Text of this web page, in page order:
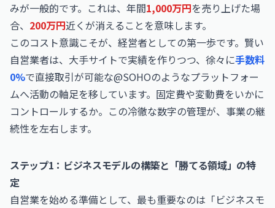
みが一般的です。これは、年間1,000万円を売り上げた場
合、 200万円近くが消えることを意味します。
このコスト意識こそが、経営者としての第一歩です。賢い
自営業者は、大手サイトで実績を作りつつ、徐々に手数料
0%で直接取引が可能な@SOHOのようなプラットフォー
ムへ活動の軸足を移しています。固定費や変動費をいかに
コントロールするか。この冷徹な数字の管理が、事業の継
続性を左右します。
ステップ1：ビジネスモデルの構築と「勝てる領域」の特
定
自営業を始める準備として、最も重要なのは「ビジネスモ